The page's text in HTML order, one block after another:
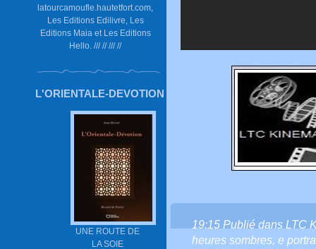
latourcamoufle.hautetfort.com,
Les Editions Edilivre, Les
Editions Maia et Les Editions
Hello. /// // /// //
L'ORIENTALE-DEVOTION
UNE ROUTE DE
LA SOIE
19:15 Publié dans LTC
heures sombres, e